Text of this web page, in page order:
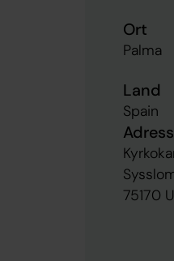
Ort
Palma
Land
Spain
Adress
75170